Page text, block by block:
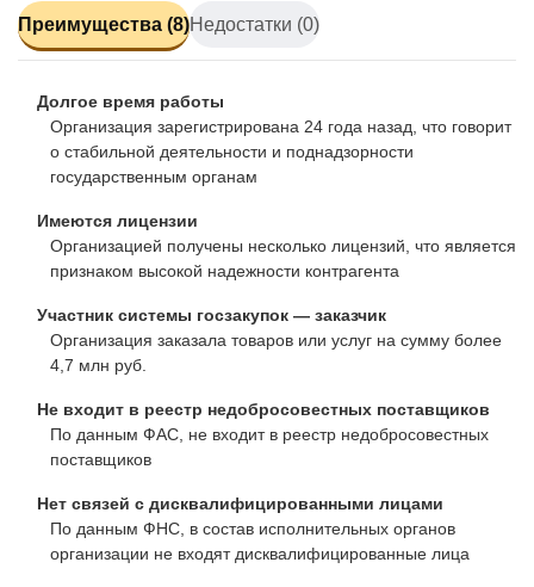
Преимущества (8)Недостатки (0)
Долгое время работы
Организация зарегистрирована 24 года назад, что говорит
о стабильной деятельности и поднадзорности
государственным органам
Имеются лицензии
Организацией получены несколько лицензий, что является
признаком высокой надежности контрагента
Участник системы госзакупок — заказчик
Организация заказала товаров или услуг на сумму более
4,7 млн руб.
Не входит в реестр недобросовестных поставщиков
По данным ФАС, не входит в реестр недобросовестных
поставщиков
Нет связей с дисквалифицированными лицами
По данным ФНС, в состав исполнительных органов
организации не входят дисквалифицированные лица